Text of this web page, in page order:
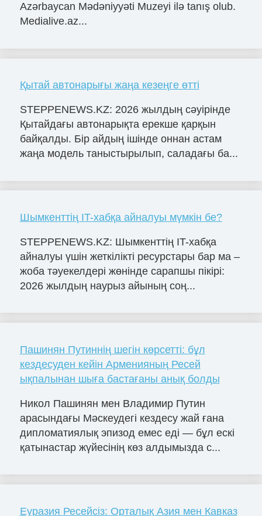
Azərbaycan Mədəniyyəti Muzeyi ilə tanış olub.
Medialive.az...
Қытай автонарығы жаңа кезеңге өтті
STEPPENEWS.KZ: 2026 жылдың сәуірінде
Қытайдағы автонарықта ерекше қарқын
байқалды. Бір айдың ішінде оннан астам
жаңа модель таныстырылып, саладағы ба...
Шымкенттің IT-хабқа айналуы мүмкін бе?
STEPPENEWS.KZ: Шымкенттің IT-хабқа
айналуы үшін жеткілікті ресурстары бар ма –
жоба тәуекелдері жөнінде сарапшы пікірі:
2026 жылдың наурыз айының соң...
Пашинян Путиннің шегін көрсетті: бұл
кездесуден кейін Арменияның Ресей
ықпалынан шыға бастағаны анық болды
Никол Пашинян мен Владимир Путин
арасындағы Мәскеудегі кездесу жай ғана
дипломатиялық эпизод емес еді — бұл ескі
қатынастар жүйесінің көз алдымызда с...
Еуразия Ресейсіз: Орталық Азия мен Кавказ